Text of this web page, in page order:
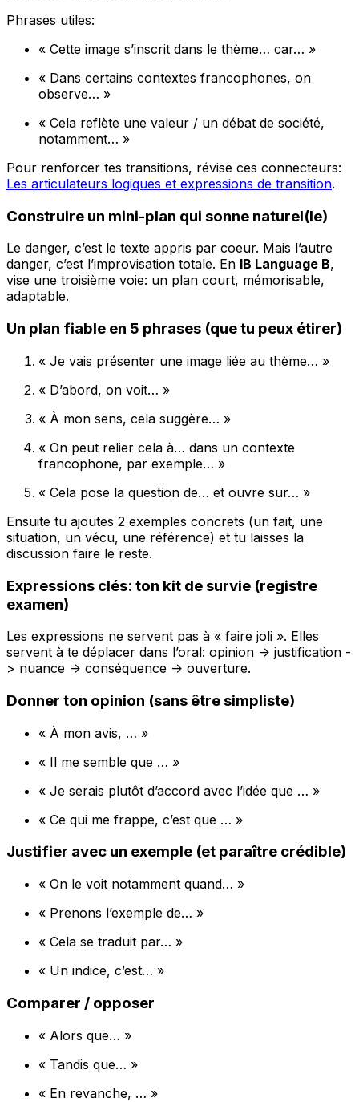
Phrases utiles:
« Cette image s’inscrit dans le thème… car… »
« Dans certains contextes francophones, on
observe… »
« Cela reflète une valeur / un débat de société,
notamment… »
Pour renforcer tes transitions, révise ces connecteurs:
Les articulateurs logiques et expressions de transition.
Construire un mini-plan qui sonne naturel(le)
Le danger, c’est le texte appris par coeur. Mais l’autre
danger, c’est l’improvisation totale. En IB Language B,
vise une troisième voie: un plan court, mémorisable,
adaptable.
Un plan fiable en 5 phrases (que tu peux étirer)
« Je vais présenter une image liée au thème… »
« D’abord, on voit… »
« À mon sens, cela suggère… »
« On peut relier cela à… dans un contexte
francophone, par exemple… »
« Cela pose la question de… et ouvre sur… »
Ensuite tu ajoutes 2 exemples concrets (un fait, une
situation, un vécu, une référence) et tu laisses la
discussion faire le reste.
Expressions clés: ton kit de survie (registre
examen)
Les expressions ne servent pas à « faire joli ». Elles
servent à te déplacer dans l’oral: opinion -> justification -
> nuance -> conséquence -> ouverture.
Donner ton opinion (sans être simpliste)
« À mon avis, … »
« Il me semble que … »
« Je serais plutôt d’accord avec l’idée que … »
« Ce qui me frappe, c’est que … »
Justifier avec un exemple (et paraître crédible)
« On le voit notamment quand… »
« Prenons l’exemple de… »
« Cela se traduit par… »
« Un indice, c’est… »
Comparer / opposer
« Alors que… »
« Tandis que… »
« En revanche, … »